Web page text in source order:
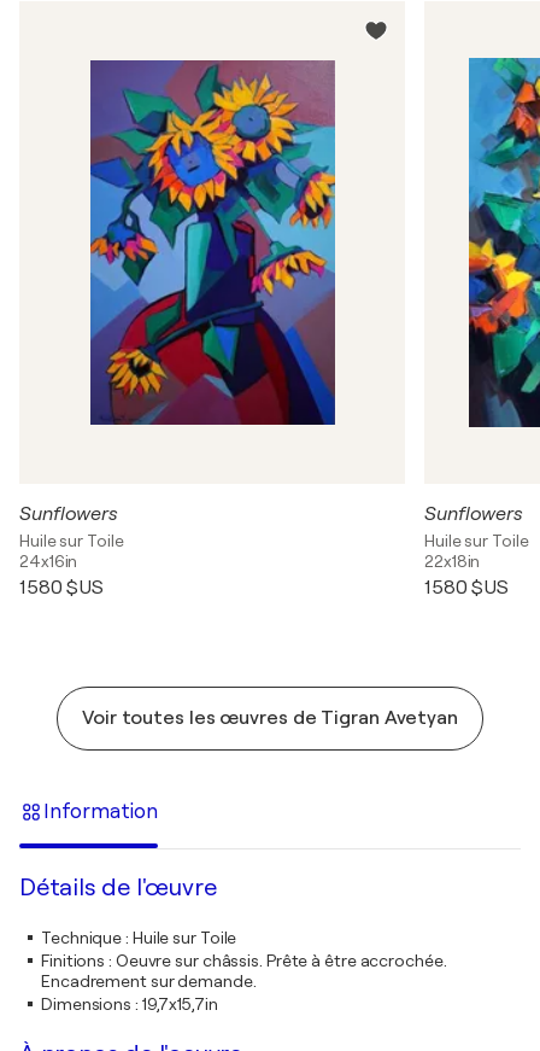
Sunflowers
Huile sur Toile
24x16in
1 580 $US
Sunflowers
Huile sur Toile
22x18in
1 580 $US
Voir toutes les œuvres de Tigran Avetyan
Information
Détails de l'œuvre
Technique: Huile sur Toile
Finitions : Oeuvre sur châssis. Prête à être accrochée.
Encadrement sur demande.
Dimensions : 19,7x15,7in